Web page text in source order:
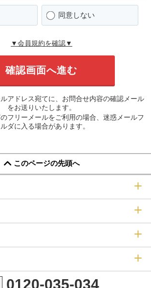
同意しない
▼会員規約を確認▼
アドレス宛てに、お問合せ内容の確認メール
をお送りいたします。
フリーメールをご利用の場合、迷惑メールフ
ダに入る場合があります。
このページの先頭へ
0120-035-034